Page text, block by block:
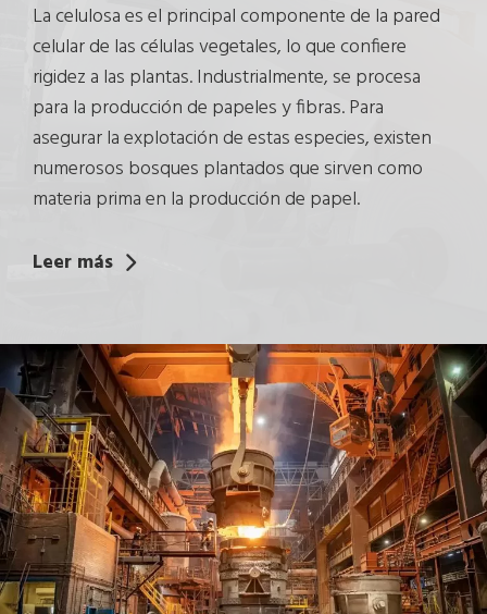
La celulosa es el principal componente de la pared
celular de las células vegetales, lo que confiere
rigidez a las plantas. Industrialmente, se procesa
para la producción de papeles y fibras. Para
asegurar la explotación de estas especies, existen
numerosos bosques plantados que sirven como
materia prima en la producción de papel.
Leer más